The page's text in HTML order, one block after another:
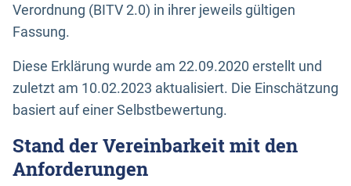
Verordnung (BITV 2.0) in ihrer jeweils gültigen
Fassung.
Diese Erklärung wurde am 22.09.2020 erstellt und
zuletzt am 10.02.2023 aktualisiert. Die Einschätzung
basiert auf einer Selbstbewertung.
Stand der Vereinbarkeit mit den
Anforderungen